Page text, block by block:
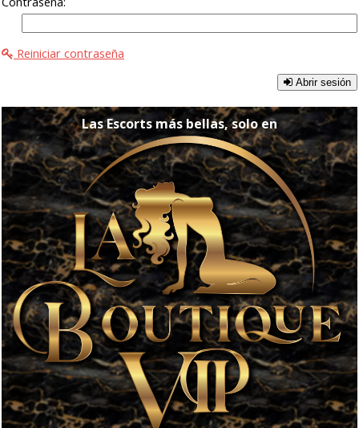
Reiniciar contraseña
Abrir sesión
Las Escorts más bellas, solo en